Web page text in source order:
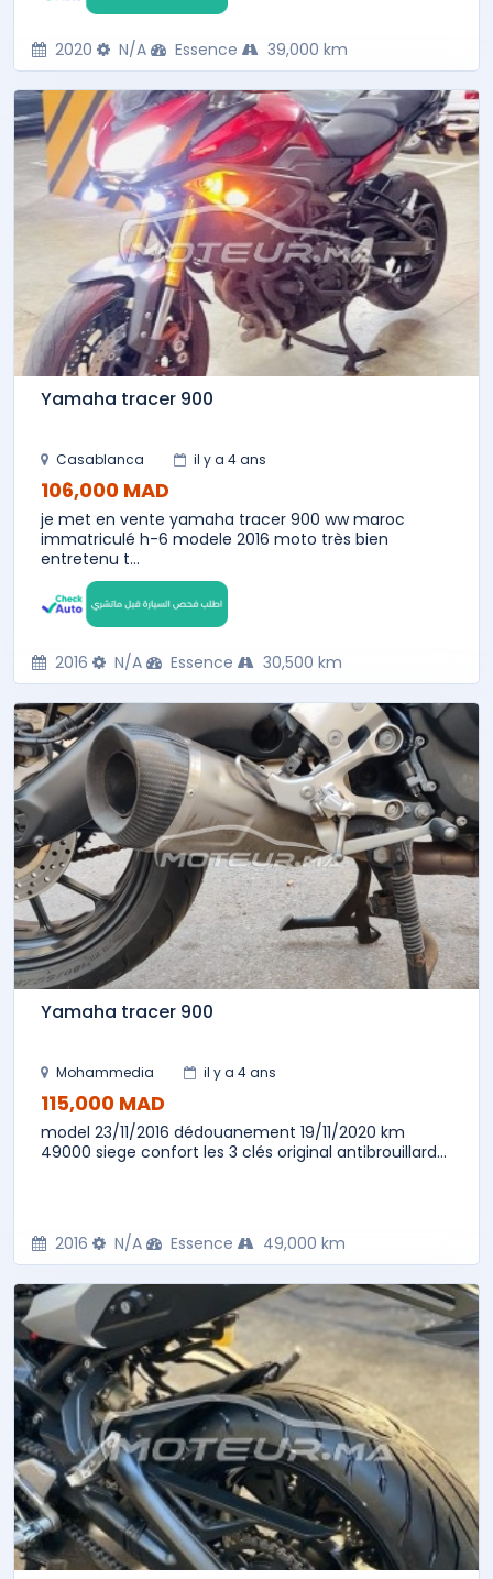
2020 N/A Essence 39,000 km
Yamaha tracer 900
Casablanca il y a 4 ans
106,000 MAD
je met en vente yamaha tracer 900 ww maroc
immatriculé h-6 modele 2016 moto très bien
entretenu t...
2016 N/A Essence 30,500 km
Yamaha tracer 900
Mohammedia il y a 4 ans
115,000 MAD
model 23/11/2016 dédouanement 19/11/2020 km
49000 siege confort les 3 clés original antibrouillard...
2016 N/A Essence 49,000 km